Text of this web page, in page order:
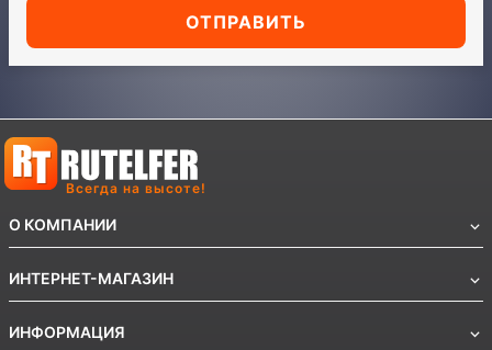
ОТПРАВИТЬ
О КОМПАНИИ
ИНТЕРНЕТ-МАГАЗИН
ИНФОРМАЦИЯ
Всегда на высоте!